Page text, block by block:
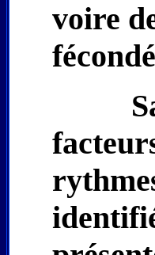
voire